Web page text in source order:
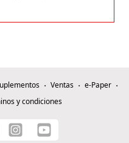
Ventas
e-Paper
y condiciones